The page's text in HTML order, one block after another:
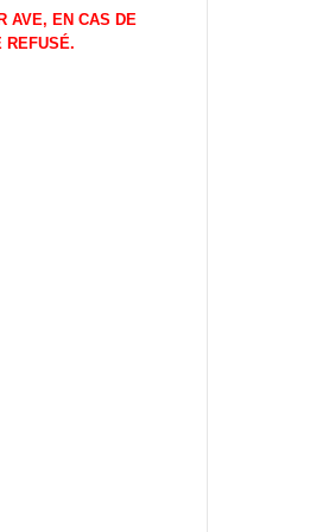
AVE, EN CAS DE
REFUSÉ.